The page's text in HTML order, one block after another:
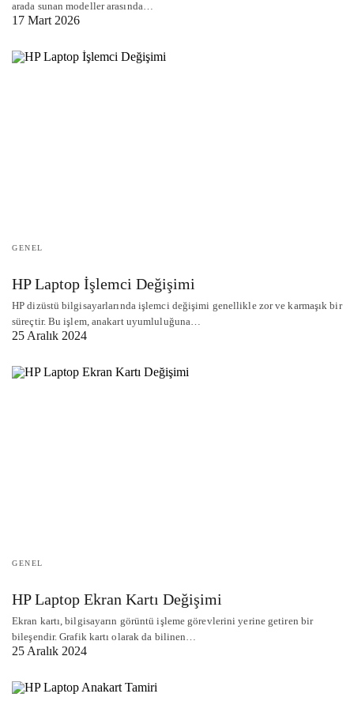
arada sunan modeller arasında…
17 Mart 2026
GENEL
HP Laptop İşlemci Değişimi
HP dizüstü bilgisayarlarında işlemci değişimi genellikle zor ve karmaşık bir
süreçtir. Bu işlem, anakart uyumluluğuna…
25 Aralık 2024
GENEL
HP Laptop Ekran Kartı Değişimi
Ekran kartı, bilgisayarın görüntü işleme görevlerini yerine getiren bir
bileşendir. Grafik kartı olarak da bilinen…
25 Aralık 2024